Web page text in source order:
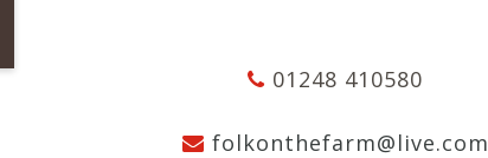
01248 410580
folkonthefarm@live.com